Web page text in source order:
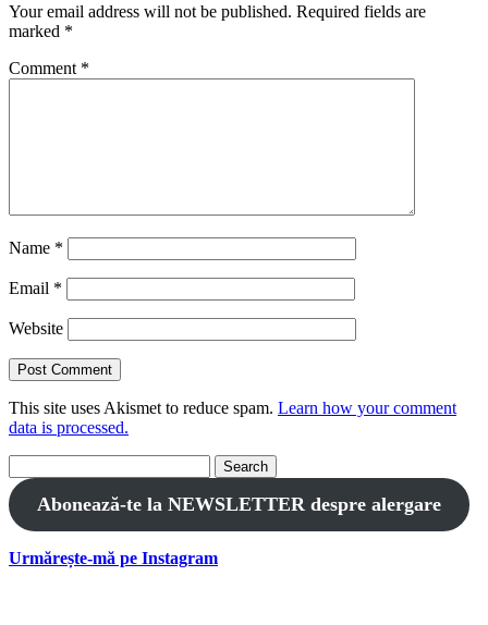
Your email address will not be published. Required fields are
marked *
Comment *
Name *
Email *
Website
This site uses Akismet to reduce spam. Learn how your comment
data is processed.
for:
Abonează-te la NEWSLETTER despre alergare
Urmărește-mă pe Instagram